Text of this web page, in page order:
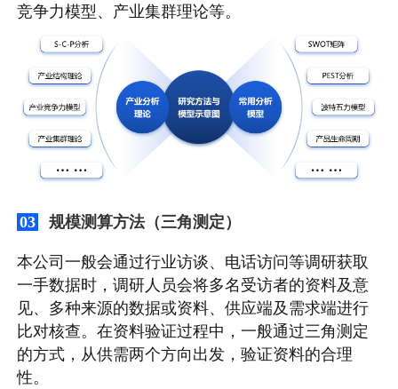
竞争力模型、产业集群理论等。
03 规模测算方法（三角测定）
本公司一般会通过行业访谈、电话访问等调研获取
一手数据时，调研人员会将多名受访者的资料及意
见、多种来源的数据或资料、供应端及需求端进行
比对核查。在资料验证过程中，一般通过三角测定
的方式，从供需两个方向出发，验证资料的合理
性。